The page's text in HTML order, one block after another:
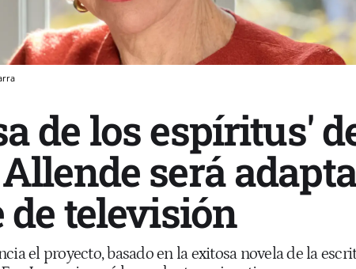
de los espíritus'
será
de televisión
el proyecto, basado en la exitosa novela de la